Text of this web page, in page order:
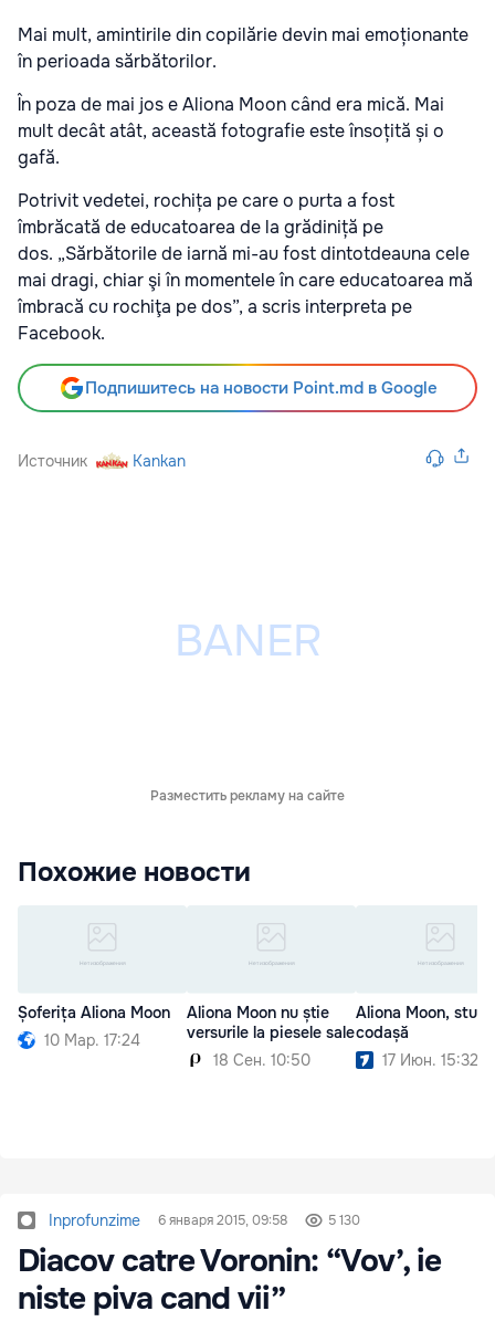
Mai mult, amintirile din copilărie devin mai emoționante
în perioada sărbătorilor.
În poza de mai jos e Aliona Moon când era mică. Mai
mult decât atât, această fotografie este însoțită și o
gafă.
Potrivit vedetei, rochița pe care o purta a fost
îmbrăcată de educatoarea de la grădiniță pe
dos. „Sărbătorile de iarnă mi-au fost dintotdeauna cele
mai dragi, chiar şi în momentele în care educatoarea mă
îmbracă cu rochiţa pe dos”, a scris interpreta pe
Facebook.
Подпишитесь на новости Point.md в Google
Источник Kankan
Разместить рекламу на сайте
Похожие новости
Șoferița Aliona Moon
10 Мар. 17:24
Aliona Moon nu știe
versurile la piesele sale
18 Сен. 10:50
Aliona Moon,
codașă
17 Июн. 15:32
Inprofunzime 6 января 2015, 09:58 5 130
Diacov catre Voronin: “Vov’, ie
niste piva cand vii”